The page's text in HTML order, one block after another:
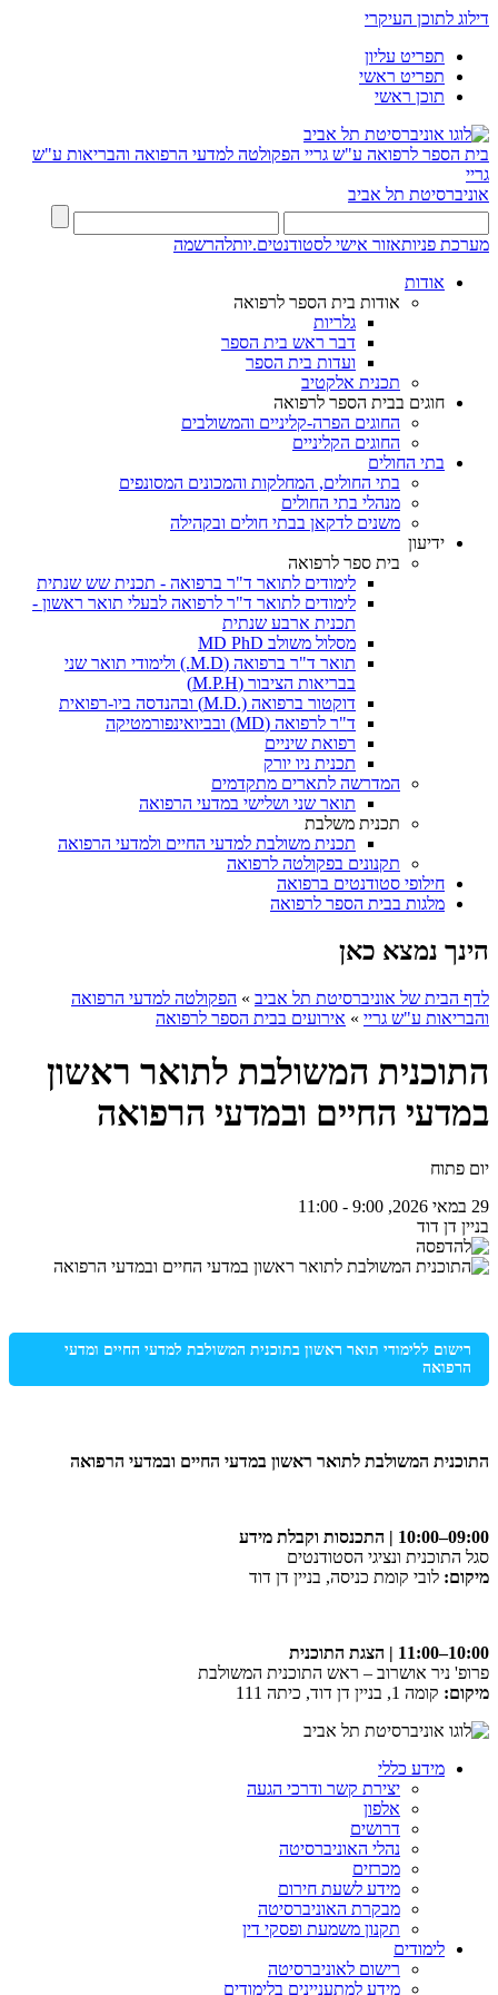
דילוג לתוכן העיקרי
תפריט עליון
תפריט ראשי
תוכן ראשי
בית הספר לרפואה ע"ש גריי הפקולטה למדעי הרפואה והבריאות ע"ש
גריי
אוניברסיטת תל אביב
מערכת פניותאזור אישי לסטודנטים.יותלהרשמה
אודות
אודות בית הספר לרפואה
גלריות
דבר ראש בית הספר
ועדות בית הספר
תכנית אלקטיב
חוגים בבית הספר לרפואה
החוגים הפרה-קליניים והמשולבים
החוגים הקליניים
בתי החולים
בתי החולים, המחלקות והמכונים המסונפים
מנהלי בתי החולים
משנים לדקאן בבתי חולים ובקהילה
ידיעון
בית ספר לרפואה
לימודים לתואר ד"ר ברפואה - תכנית שש שנתית
לימודים לתואר ד"ר לרפואה לבעלי תואר ראשון -
תכנית ארבע שנתית
מסלול משולב MD PhD
תואר ד"ר ברפואה (M.D.) ולימודי תואר שני
בבריאות הציבור (M.P.H)
דוקטור ברפואה (.M.D) ובהנדסה ביו-רפואית
ד"ר לרפואה (MD) ובביואינפורמטיקה
רפואת שיניים
תכנית ניו יורק
המדרשה לתארים מתקדמים
תואר שני ושלישי במדעי הרפואה
תכנית משלבת
תכנית משולבת למדעי החיים ולמדעי הרפואה
תקנונים בפקולטה לרפואה
חילופי סטודנטים ברפואה
מלגות בבית הספר לרפואה
הינך נמצא כאן
לדף הבית של אוניברסיטת תל אביב » הפקולטה למדעי הרפואה
והבריאות ע"ש גריי » אירועים בבית הספר לרפואה
התוכנית המשולבת לתואר ראשון
במדעי החיים ובמדעי הרפואה
יום פתוח
29 במאי 2026, 9:00 - 11:00
בניין דן דוד
רישום ללימודי תואר ראשון בתוכנית המשולבת למדעי החיים ומדעי
הרפואה
התוכנית המשולבת לתואר ראשון במדעי החיים ובמדעי הרפואה
09:00–10:00 | התכנסות וקבלת מידע
סגל התוכנית ונציגי הסטודנטים
מיקום: לובי קומת כניסה, בניין דן דוד
10:00–11:00 | הצגת התוכנית
פרופ' ניר אושרוב – ראש התוכנית המשולבת
מיקום: קומה 1, בניין דן דוד, כיתה 111
מידע כללי
יצירת קשר ודרכי הגעה
אלפון
דרושים
נהלי האוניברסיטה
מכרזים
מידע לשעת חירום
מבקרת האוניברסיטה
תקנון משמעת ופסקי דין
לימודים
רישום לאוניברסיטה
מידע למתעניינים בלימודים